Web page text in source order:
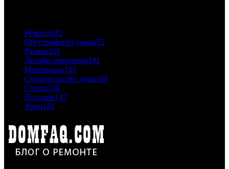
Ремонт635
Обустройство дома252
Разное226
Дизайн интерьера191
Материалы181
Строительство дома154
Стены150
Потолок147
Авто118